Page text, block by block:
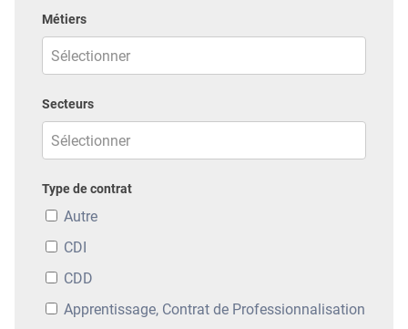
Métiers
Secteurs
Type de contrat
Autre
CDI
CDD
Apprentissage, Contrat de Professionnalisation